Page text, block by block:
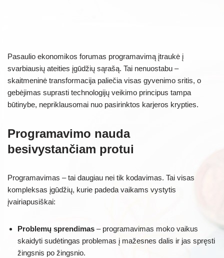
Pasaulio ekonomikos forumas programavimą įtraukė į
svarbiausių ateities įgūdžių sąrašą. Tai nenuostabu –
skaitmeninė transformacija paliečia visas gyvenimo sritis, o
gebėjimas suprasti technologijų veikimo principus tampa
būtinybe, nepriklausomai nuo pasirinktos karjeros krypties.
Programavimo nauda
besivystančiam protui
Programavimas – tai daugiau nei tik kodavimas. Tai visas
kompleksas įgūdžių, kurie padeda vaikams vystytis
įvairiapusiškai:
Problemų sprendimas – programavimas moko vaikus
skaidyti sudėtingas problemas į mažesnes dalis ir jas spręsti
žingsnis po žingsnio.